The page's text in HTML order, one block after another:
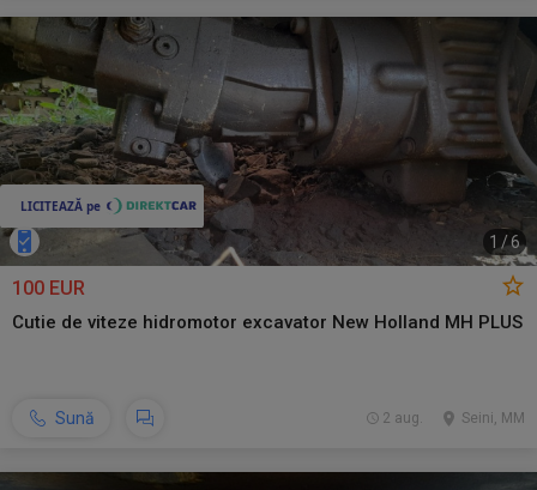
1 /6
100 EUR
Cutie de viteze hidromotor excavator New Holland MH PLUS
Sună Seini, MM
2 aug.